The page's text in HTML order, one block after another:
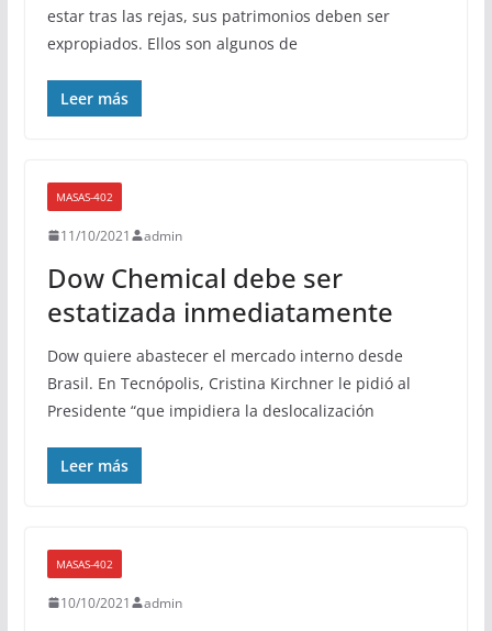
estar tras las rejas, sus patrimonios deben ser
expropiados. Ellos son algunos de
Leer más
MASAS-402
11/10/2021 admin
Dow Chemical debe ser
estatizada inmediatamente
Dow quiere abastecer el mercado interno desde
Brasil. En Tecnópolis, Cristina Kirchner le pidió al
Presidente “que impidiera la deslocalización
Leer más
MASAS-402
10/10/2021 admin